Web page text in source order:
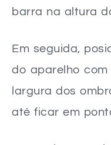
barra na altura
Em seguida,
do aparelho
largura dos
até ficar em